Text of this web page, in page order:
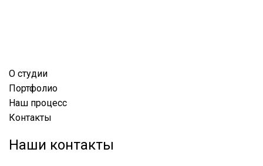
О студии
Портфолио
Наш процесс
Контакты
Наши контакты